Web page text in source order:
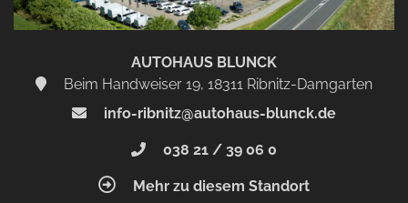
AUTOHAUS BLUNCK
Beim Handweiser 19, 18311 Ribnitz-Damgarten
info-ribnitz@autohaus-blunck.de
038 21 / 39 06 0
Mehr zu diesem Standort